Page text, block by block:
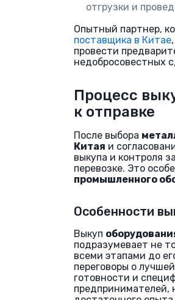
отгрузки и
Опытный партнер,
поставщика в Китае
провести
недобросовестных
Процесс
к отправке
После выбора
Китая и
выкупа и контроля
перевозке. Это
промышленного
Особенности
Выкуп
подразумевает не
всеми этапами до
переговоры о
готовности и
предпринимателей,